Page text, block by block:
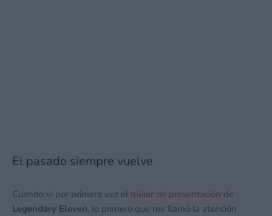
El pasado siempre vuelve
Cuando vi por primera vez el tráiler de presentación de
Legendary Eleven, lo primero que me llamó la atención